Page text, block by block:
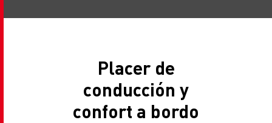
Placer de
conducción y
confort a bordo